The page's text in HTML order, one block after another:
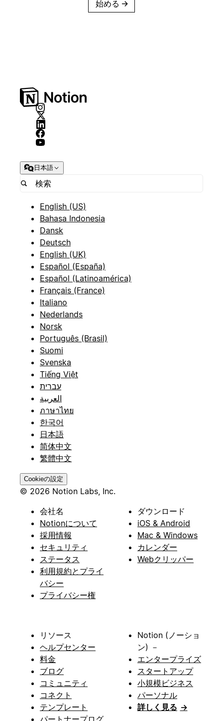
始める →
日本語
English (US)
Bahasa Indonesia
Dansk
Deutsch
English (UK)
Español (España)
Español (Latinoamérica)
Français (France)
Italiano
Nederlands
Norsk
Português (Brasil)
Suomi
Svenska
Tiếng Việt
עברית
العربية
ภาษาไทย
한국어
日本語
简体中文
繁體中文
Cookieの設定
© 2026 Notion Labs, Inc.
会社名
Notionについて
採用情報
セキュリティ
ステータス
利用規約とプライ
バシー
プライバシー権
ダウンロード
iOS & Android
Mac & Windows
カレンダー
Webクリッパー
リソース
ヘルプセンター
料金
ブログ
コミュニティ
コネクト
テンプレート
Notion (ノーショ
ン) －
エンタープライズ
スタートアップ
小規模ビジネス
パーソナル
詳しく見る →